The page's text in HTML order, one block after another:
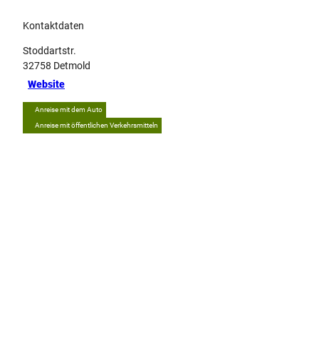
Kontaktdaten
Stoddartstr.
32758 Detmold
Website
Anreise mit dem Auto
Anreise mit öffentlichen Verkehrsmitteln